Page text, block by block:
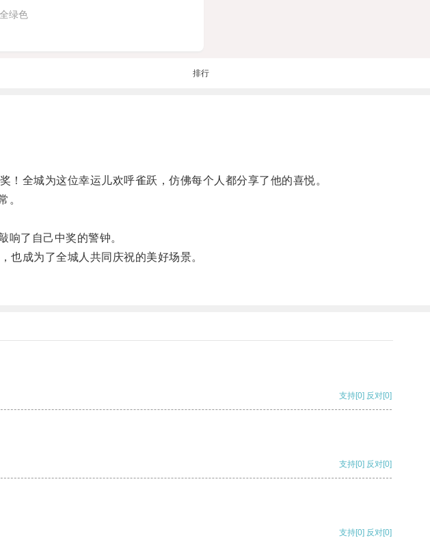
绿色
排行
全城为这位幸运儿欢呼雀跃，仿佛每个人都分享了他的喜悦。
。
了自己中奖的警钟。
成为了全城人共同庆祝的美好场景。
支持[0] 反对[0]
支持[0] 反对[0]
支持[0] 反对[0]